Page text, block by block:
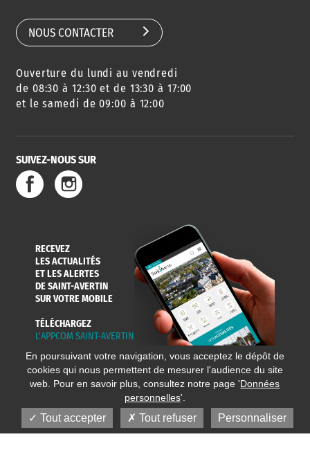
NOUS CONTACTER
Ouverture du lundi au vendredi
de 08:30 à 12:30 et de 13:30 à 17:00
et le samedi de 09:00 à 12:00
SUIVEZ-NOUS SUR
RECEVEZ
LES ACTUALITÉS
ET LES ALERTES
DE SAINT-AVERTIN
SUR VOTRE MOBILE
TÉLÉCHARGEZ
L'APPCOM SAINT-AVERTIN
En poursuivant votre navigation, vous acceptez le dépôt de
cookies qui nous permettent de mesurer l'audience du site
web. Pour en savoir plus, consultez notre page 'Données
personnelles'.
Tout accepter Tout refuser Personnaliser